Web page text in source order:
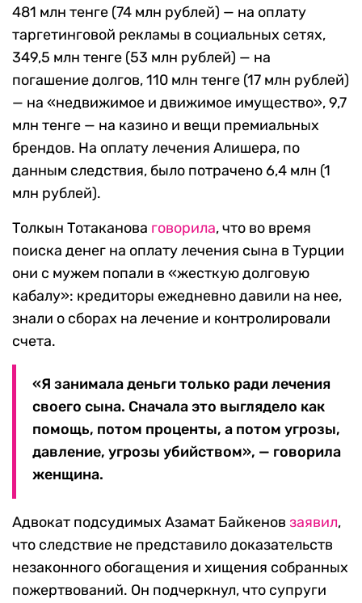
481 млн тенге (74 млн рублей) — на оплату
таргетинговой рекламы в социальных сетях,
349,5 млн тенге (53 млн рублей) — на
погашение долгов, 110 млн тенге (17 млн рублей)
— на «недвижимое и движимое имущество», 9,7
млн тенге — на казино и вещи премиальных
брендов. На оплату лечения Алишера, по
данным следствия, было потрачено 6,4 млн (1
млн рублей).
Толкын Тотаканова говорила, что во время
поиска денег на оплату лечения сына в Турции
они с мужем попали в «жесткую долговую
кабалу»: кредиторы ежедневно давили на нее,
знали о сборах на лечение и контролировали
счета.
«Я занимала деньги только ради лечения
своего сына. Сначала это выглядело как
помощь, потом проценты, а потом угрозы,
давление, угрозы убийством», — говорила
женщина.
Адвокат подсудимых Азамат Байкенов заявил,
что следствие не представило доказательств
незаконного обогащения и хищения собранных
пожертвований. Он подчеркнул, что супруги